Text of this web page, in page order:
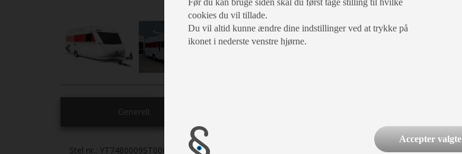
Generelt
Stel nr.: YT7480009ST000049
ATC (Aut.
cookies du vil tillade.
Du vil altid kunne ændre dine indstillinger ved at trykke på
ikonet i nederste venstre hjørne.
Accepter valgte